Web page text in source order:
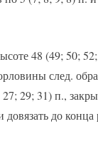
48 (49; 50;
след.
29; 31) п.,
до конца